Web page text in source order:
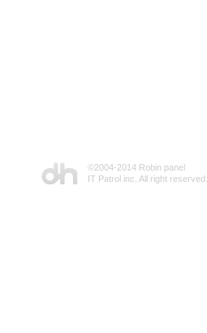
©2004-2014 Robin panel
IT Patrol inc. All right reserved.